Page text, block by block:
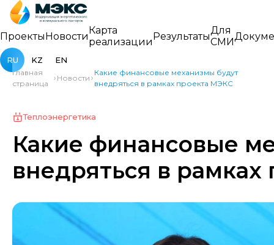
ПроектыНовостиКарта
реализацииРезультатыДля
СМИ
RU KZ EN
Главная
страница
Новости
Какие финансовые механизмы будут
внедряться в рамках проекта МЭКС
Теплоэнергетика
Какие финансовые
внедряться в